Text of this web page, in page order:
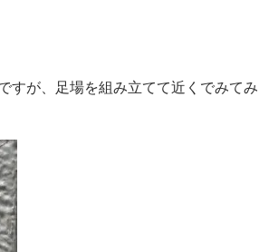
すが、足場を組み立てて近くでみてみ